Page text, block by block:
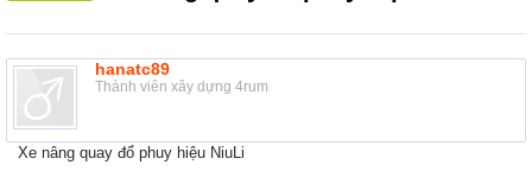
hanatc89
Thành viên xây dựng 4rum
Xe nâng quay đổ phuy hiệu NiuLi